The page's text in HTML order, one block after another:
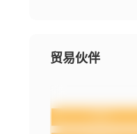
贸易伙伴